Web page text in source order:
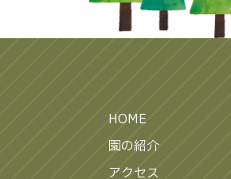
HOME
園の紹介
アクセス